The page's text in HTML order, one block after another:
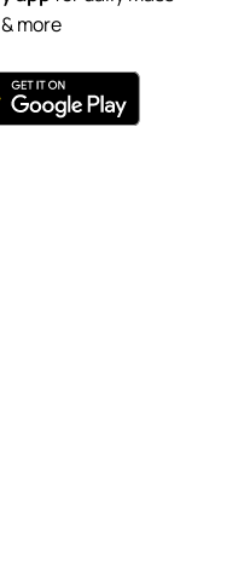
more